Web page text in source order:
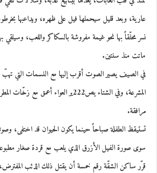
عارية، وبعد قليل سيحملها فيل على ظهره، ويداعبها
نسر محلّقاً بها نحو غيمة مفروشة بالسكاكر واللعب، وسيلقي
ماتت منذ سنتين.
في الصيف يصير الصوت أقرب إليها مع النسمات التي تهبّ
المشرعة، وفي الشتاء يص222ير العواء أعمق
مرافقة.
تستيقظ الطفلة صباحاً حينما يكون الحيوان قد اختفى،
سوى صورة الفيل الأزرق الذي يلعب مع قردة صغار
قرّر ساكن الشقّة رقم خمسة أن يقتل ذلك الذئب المفترض،